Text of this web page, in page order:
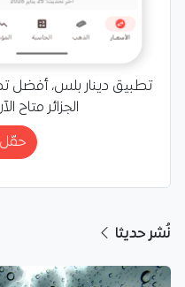
تطبيق دينار بلس، أفضل
الجزائر متاح
حمّل
نُشر حديثا